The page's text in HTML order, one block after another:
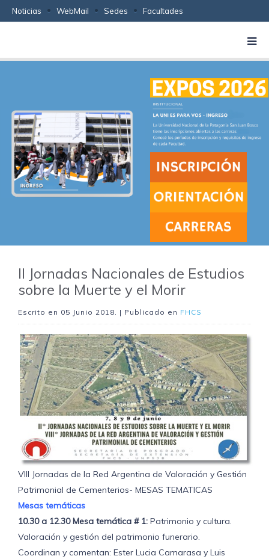
Noticias WebMail Sedes Facultades
II Jornadas Nacionales de Estudios
sobre la Muerte y el Morir
Escrito en 05 Junio 2018. | Publicado en FHCS
VIII Jornadas de la Red Argentina de Valoración y Gestión
Patrimonial de Cementerios- MESAS TEMATICAS
Mesas temáticas
10.30 a 12.30 Mesa temática # 1: Patrimonio y cultura.
Valoración y gestión del patrimonio funerario.
Coordinan y comentan: Ester Lucia Camarasa y Luis